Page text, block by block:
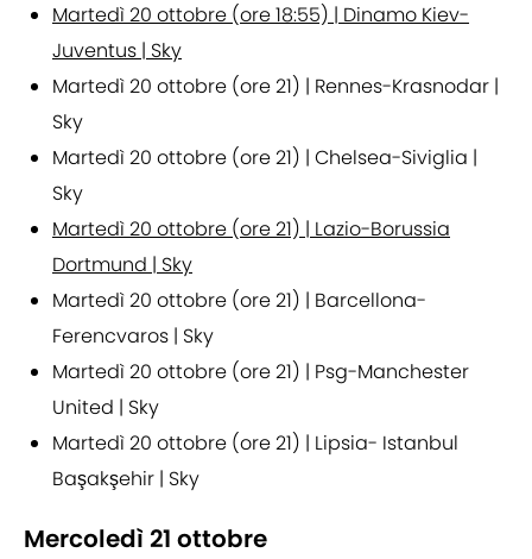
Martedì 20 ottobre (ore 18:55) | Dinamo Kiev-
Juventus | Sky
Martedì 20 ottobre (ore 21) | Rennes-Krasnodar |
Sky
Martedì 20 ottobre (ore 21) | Chelsea-Siviglia |
Sky
Martedì 20 ottobre (ore 21) | Lazio-Borussia
Dortmund | Sky
Martedì 20 ottobre (ore 21) | Barcellona-
Ferencvaros | Sky
Martedì 20 ottobre (ore 21) | Psg-Manchester
United | Sky
Martedì 20 ottobre (ore 21) | Lipsia- Istanbul
Başakşehir | Sky
Mercoledì 21 ottobre